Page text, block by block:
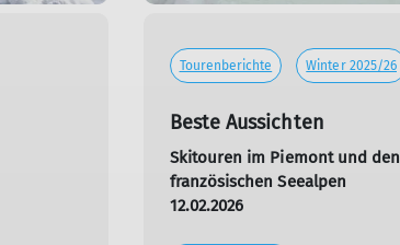
Tourenberichte Winter 2025/26
Beste Aussichten
Skitouren im Piemont und den
französischen Seealpen
12.02.2026